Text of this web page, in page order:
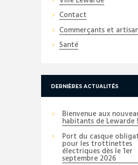
Contact
Commerçants et
Santé
DERNIÈRES ACTUALITÉS
Bienvenue aux
habitants de Lewarde !
Port du casque
pour les trottinettes
électriques dès le 1er
septembre 2026